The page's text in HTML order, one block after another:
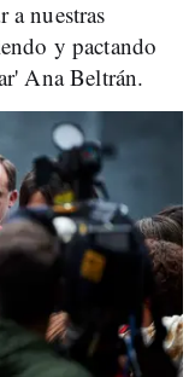
nuestras
y pactando
Ana Beltrán.